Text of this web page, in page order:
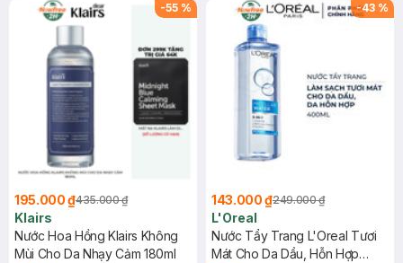
-55 %
195.000 ₫435.000 ₫
Klairs
Nước Hoa Hồng Klairs Không
Mùi Cho Da Nhạy Cảm 180ml
-43 %
143.000 ₫249.000 ₫
L'Oreal
Nước Tẩy Trang L'Oreal Tươi
Mát Cho Da Dầu, Hỗn Hợp